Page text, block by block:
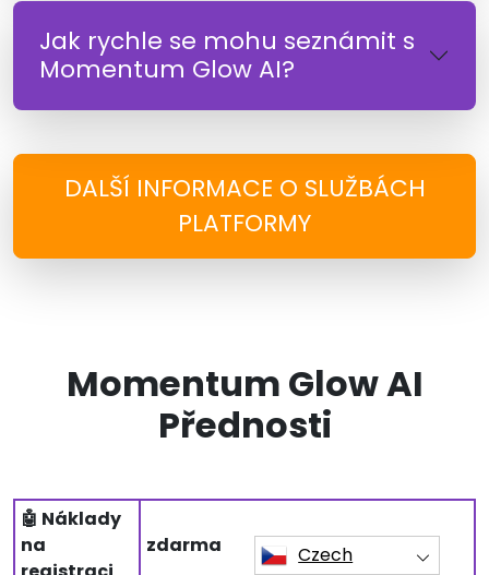
Jak rychle se mohu seznámit s
Momentum Glow AI?
DALŠÍ INFORMACE O SLUŽBÁCH
PLATFORMY
Momentum Glow AI
Přednosti
🤖 Náklady
na
zdarma Czech